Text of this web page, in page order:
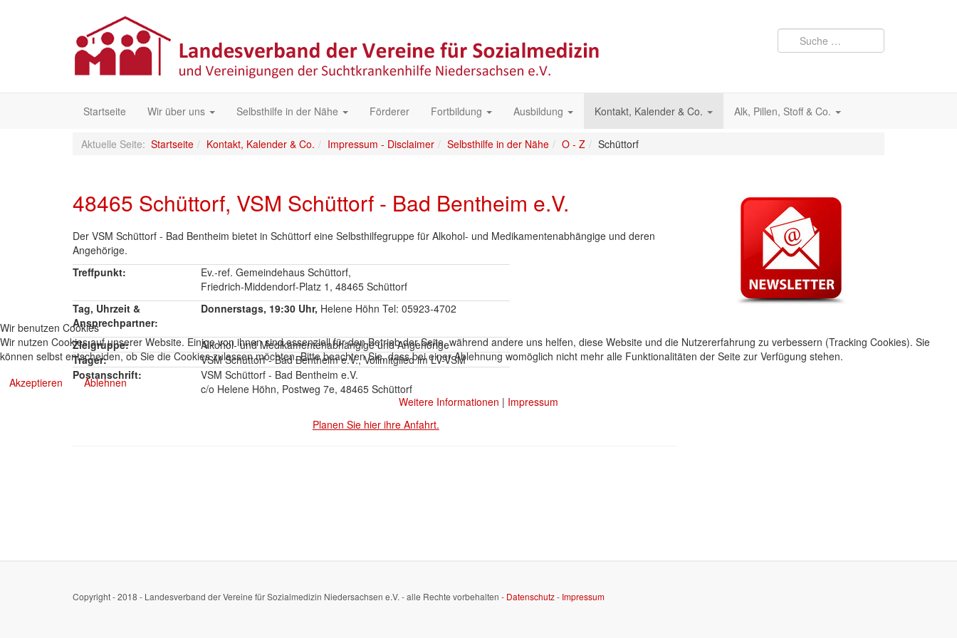
Startseite Wir über uns Selbsthilfe in der Nähe Förderer Fortbildung Ausbildung Kontakt, Kalender & Co. Alk, Pillen, Stoff & Co.
Aktuelle Seite: Startseite Kontakt, Kalender & Co. Impressum - Disclaimer Selbsthilfe in der Nähe O - Z Schüttorf
48465 Schüttorf, VSM Schüttorf - Bad Bentheim e.V.
Der VSM Schüttorf - Bad Bentheim bietet in Schüttorf eine Selbsthilfegruppe für Alkohol- und Medikamentenabhängige und deren
Angehörige.
Treffpunkt:
Ev.-ref. Gemeindehaus Schüttorf,
Friedrich-Middendorf-Platz 1, 48465 Schüttorf
Tag, Uhrzeit &
Ansprechpartner:
Donnerstags, 19:30 Uhr, Helene Höhn Tel: 05923-4702
Zielgruppe:
Alkohol- und Medikamentenabhängige und Angehörige
Träger:
VSM Schüttorf - Bad Bentheim e.V., Vollmitglied im LV-VSM
Postanschrift:
VSM Schüttorf - Bad Bentheim e.V.
c/o Helene Höhn, Postweg 7e, 48465 Schüttorf
Planen Sie hier ihre Anfahrt.
Copyright - 2018 - Landesverband der Vereine für Sozialmedizin Niedersachsen e.V. - alle Rechte vorbehalten - Datenschutz- Impressum
Wir benutzen Cookies
Wir nutzen Cookies auf unserer Website. Einige von ihnen sind essenziell für den Betrieb der Seite, während andere uns helfen, diese Website und die Nutzererfahrung zu verbessern (Tracking Cookies). Sie
können selbst entscheiden, ob Sie die Cookies zulassen möchten. Bitte beachten Sie, dass bei einer Ablehnung womöglich nicht mehr alle Funktionalitäten der Seite zur Verfügung stehen.
Akzeptieren
Ablehnen
Weitere Informationen | Impressum